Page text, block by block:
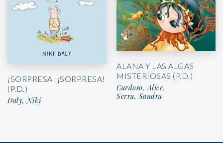
¡SORPRESA! ¡SORPRESA!
(P.D.)
Daly, Niki
ALANA Y LAS ALGAS
MISTERIOSAS (P.D.)
Cardoso, Alice,
Serra, Sandra